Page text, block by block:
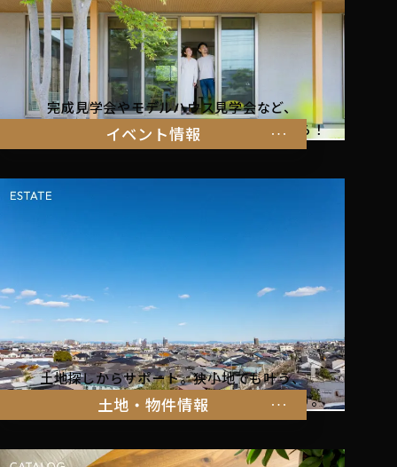
イベント情報
完成見学会やモデルハウス見学会など、
暮らしを体感できるイベント情報はこちらから！
土地・物件情報
土地探しからサポート。狭小地でも叶う、
家族の暮らしにぴったりな物件をご紹介します。